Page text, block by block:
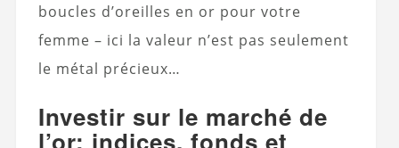
boucles d’oreilles en or pour votre
femme – ici la valeur n’est pas seulement
le métal précieux…
Investir sur le marché de
l’or: indices, fonds et